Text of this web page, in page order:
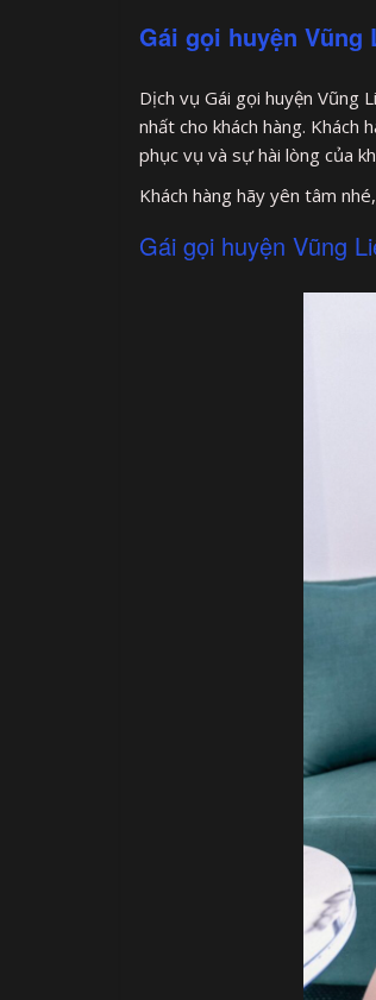
Gái gọi huyện Vũng
Dịch vụ Gái gọi huyện Vũng
nhất cho khách hàng. Khách
phục vụ và sự hài lòng của
Khách hàng hãy yên tâm
Gái gọi huyện Vũng